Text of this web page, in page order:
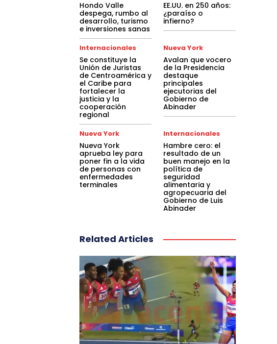
Hondo Valle
despega, rumbo al
desarrollo, turismo
e inversiones sanas
EE.UU. en 250 años:
¿paraíso o
infierno?
Internacionales
Se constituye la
Unión de Juristas
de Centroamérica y
el Caribe para
fortalecer la
justicia y la
cooperación
regional
Nueva York
Avalan que vocero
de la Presidencia
destaque
principales
ejecutorias del
Gobierno de
Abinader
Nueva York
Nueva York
aprueba ley para
poner fin a la vida
de personas con
enfermedades
terminales
Internacionales
Hambre cero: el
resultado de un
buen manejo en la
política de
seguridad
alimentaria y
agropecuaria del
Gobierno de Luis
Abinader
Related Articles